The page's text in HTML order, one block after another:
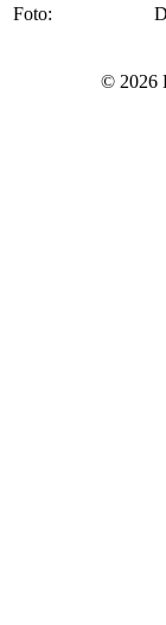
Foto:
© 2026